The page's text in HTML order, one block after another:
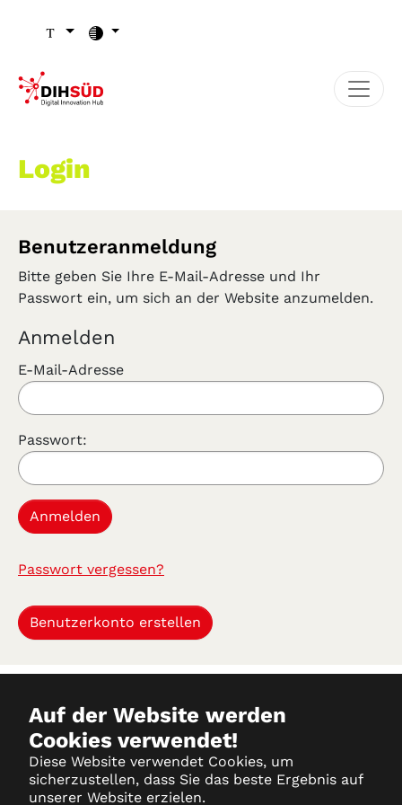
Auf der Website werden
Cookies verwendet!
Diese Website verwendet Cookies, um
sicherzustellen, dass Sie das beste Ergebnis auf
unserer Website erzielen.
Login
Benutzeranmeldung
Bitte geben Sie Ihre E-Mail-Adresse und Ihr
Passwort ein, um sich an der Website anzumelden.
Anmelden
E-Mail-Adresse
Passwort:
Passwort vergessen?
Benutzerkonto erstellen
Datenschutz
Impressum